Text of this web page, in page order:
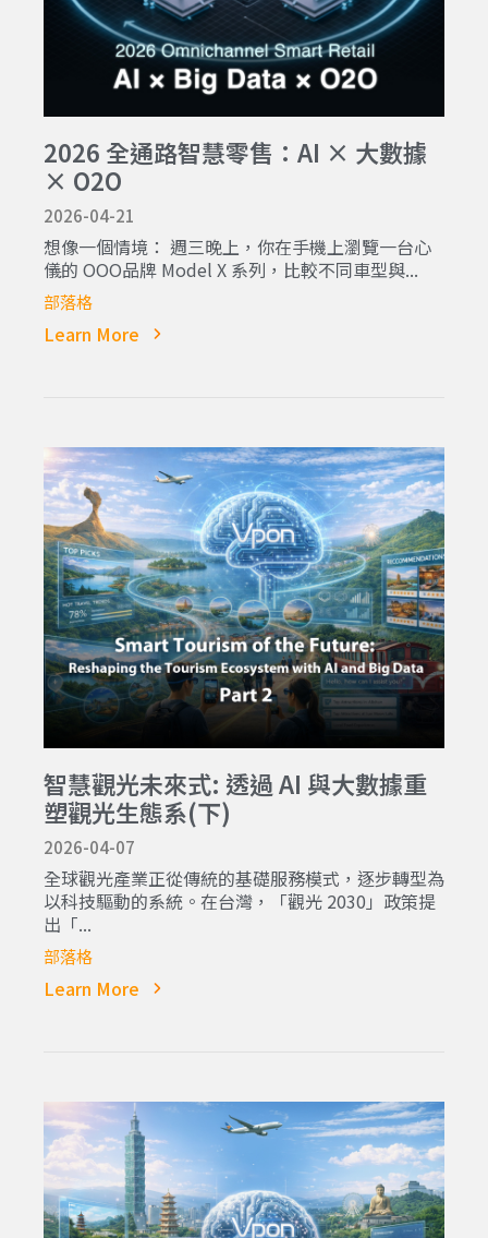
2026 全通路智慧零售：AI × 大數據
× O2O
2026-04-21
想像一個情境： 週三晚上，你在手機上瀏覽一台心
儀的 OOO品牌 Model X 系列，比較不同車型與...
部落格
Learn More
智慧觀光未來式: 透過 AI 與大數據重
塑觀光生態系(下)
2026-04-07
全球觀光產業正從傳統的基礎服務模式，逐步轉型為
以科技驅動的系統。在台灣，「觀光 2030」政策提
出「...
部落格
Learn More